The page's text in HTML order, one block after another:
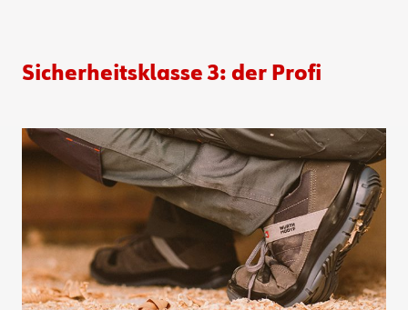
Sicherheitsklasse 3: der Profi